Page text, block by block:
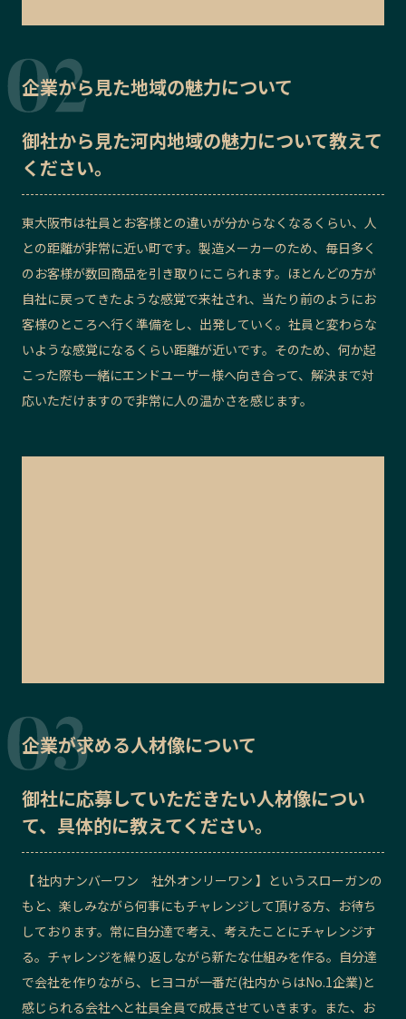
企業から見た地域の魅力について
御社から見た河内地域の魅力について教えて
ください。
東大阪市は社員とお客様との違いが分からなくなるくらい、人
との距離が非常に近い町です。製造メーカーのため、毎日多く
のお客様が数回商品を引き取りにこられます。ほとんどの方が
自社に戻ってきたような感覚で来社され、当たり前のようにお
客様のところへ行く準備をし、出発していく。社員と変わらな
いような感覚になるくらい距離が近いです。そのため、何か起
こった際も一緒にエンドユーザー様へ向き合って、解決まで対
応いただけますので非常に人の温かさを感じます。
企業が求める人材像について
御社に応募していただきたい人材像につい
て、具体的に教えてください。
【 社内ナンバーワン 社外オンリーワン 】というスローガンの
もと、楽しみながら何事にもチャレンジして頂ける方、お待ち
しております。常に自分達で考え、考えたことにチャレンジす
る。チャレンジを繰り返しながら新たな仕組みを作る。自分達
で会社を作りながら、ヒヨコが一番だ(社内からはNo.1企業)と
感じられる会社へと社員全員で成長させていきます。また、お